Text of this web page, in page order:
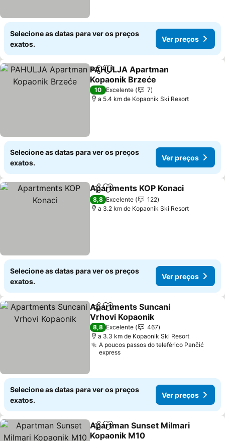
Selecione as datas para ver os preços
exatos.
Ver preços
PartilharAdicionar aos favoritos
PAHULJA Apartman
Kopaonik Brzeće
10 Excelente
7
a 5.4 km de Kopaonik Ski Resort
Selecione as datas para ver os preços
exatos.
Ver preços
PartilharAdicionar aos favoritos
Apartments KOP Konaci
8,8 Excelente
122
a 3.2 km de Kopaonik Ski Resort
Selecione as datas para ver os preços
exatos.
Ver preços
PartilharAdicionar aos favoritos
Apartments Suncani
Vrhovi Kopaonik
8,8 Excelente
467
a 3.3 km de Kopaonik Ski Resort
A poucos passos do teleférico Pančić
express
Selecione as datas para ver os preços
exatos.
Ver preços
PartilharAdicionar aos favoritos
Apartman Sunset Milmari
Kopaonik M10